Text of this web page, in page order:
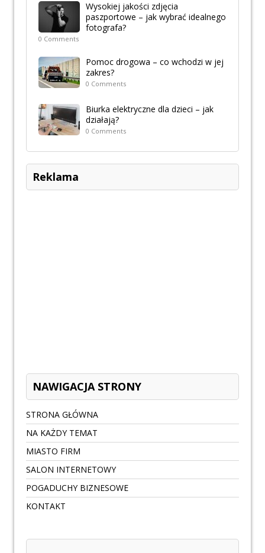
Wysokiej jakości zdjęcia
paszportowe – jak wybrać idealnego
fotografa?
0 Comments
Pomoc drogowa – co wchodzi w jej
zakres?
0 Comments
Biurka elektryczne dla dzieci – jak
działają?
0 Comments
Reklama
NAWIGACJA STRONY
STRONA GŁÓWNA
NA KAŻDY TEMAT
MIASTO FIRM
SALON INTERNETOWY
POGADUCHY BIZNESOWE
KONTAKT